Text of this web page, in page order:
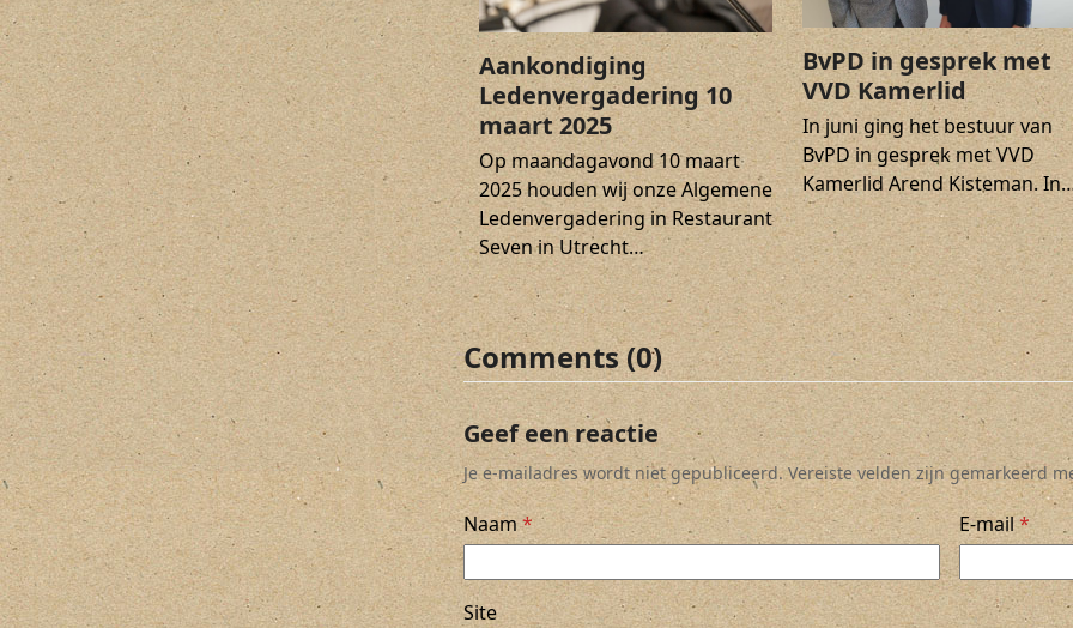
Aankondiging
Ledenvergadering 10
maart 2025
Op maandagavond 10 maart
2025 houden wij onze Algemene
Ledenvergadering in Restaurant
Seven in Utrecht…
BvPD in gesprek met
VVD Kamerlid
In juni ging het bestuur van
BvPD in gesprek met VVD
Kamerlid Arend Kisteman.
Comments (0)
Geef een reactie
Je e-mailadres wordt niet gepubliceerd. Vereiste velden zijn gemarkeerd
Naam* E-mail*
Site